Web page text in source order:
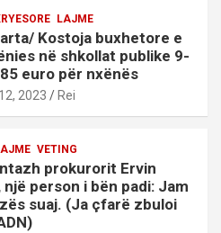
LAJME
Kostoja buxhetore e
në shkollat publike 9-
euro për nxënës
2023 Rei
VETING
prokurorit Ervin
një person i bën padi: Jam
suaj. (Ja çfarë zbuloi